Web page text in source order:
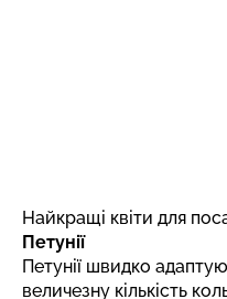
Найкращі квіти для
Петунії
Петунії швидко
величезну кількість